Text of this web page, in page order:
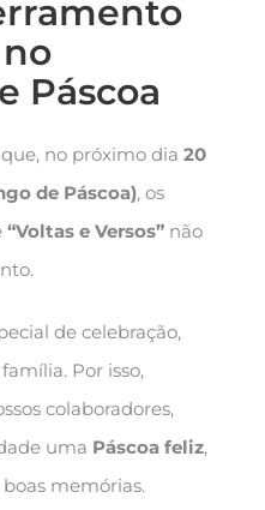
Páscoa
no próximo dia 20
de Páscoa), os
“Voltas e Versos”não
de celebração,
Por isso,
colaboradores,
uma Páscoa feliz,
memórias.